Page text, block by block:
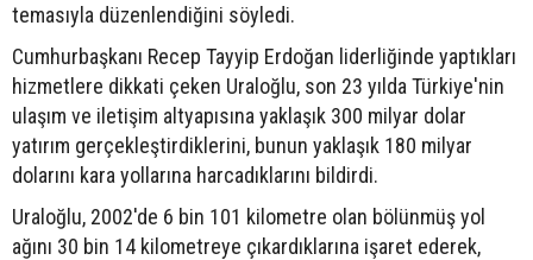
temasıyla düzenlendiğini söyledi.
Cumhurbaşkanı Recep Tayyip Erdoğan liderliğinde yaptıkları
hizmetlere dikkati çeken Uraloğlu, son 23 yılda Türkiye'nin
ulaşım ve iletişim altyapısına yaklaşık 300 milyar dolar
yatırım gerçekleştirdiklerini, bunun yaklaşık 180 milyar
dolarını kara yollarına harcadıklarını bildirdi.
Uraloğlu, 2002'de 6 bin 101 kilometre olan bölünmüş yol
ağını 30 bin 14 kilometreye çıkardıklarına işaret ederek,